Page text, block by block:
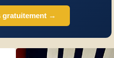
gratuitement →